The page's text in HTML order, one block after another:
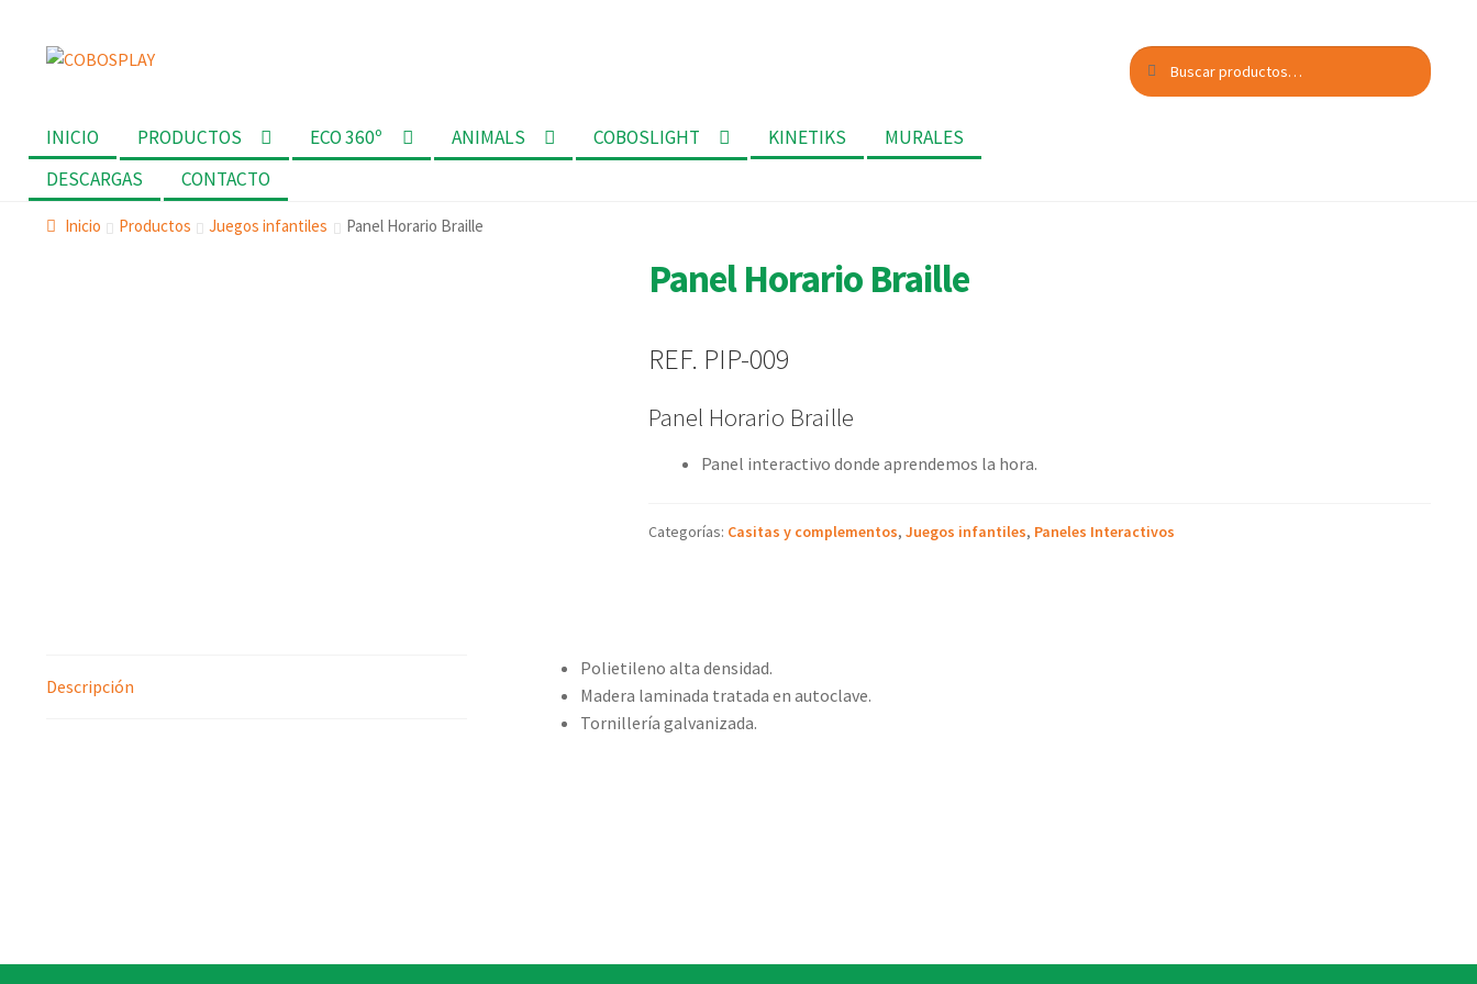
Ir
navegación
Ir
Buscar
por:
Buscar
INICIO PRODUCTOS ECO 360º ANIMALS COBOSLIGHT KINETIKS
MURALES
DESCARGAS
CONTACTO
Inicio Productos Juegos infantiles Panel Horario Braille
Panel Horario Braille
REF. PIP-009
Panel Horario Braille
Panel interactivo donde aprendemos la hora.
Categorías: Casitas y complementos, Juegos infantiles, Paneles Interactivos
Descripción
Polietileno alta densidad.
Madera laminada tratada en autoclave.
Tornillería galvanizada.